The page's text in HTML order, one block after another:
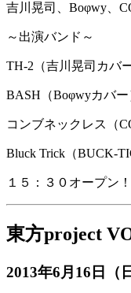
吉川晃司、Boφwy、
～出演バンド～
TH-2（吉川晃司カバー
BASH（Boφwyカバー
コンブネックレス（
Bluck Trick（BUCK-
１５：３０オープン
東方project
2013年6月16日（